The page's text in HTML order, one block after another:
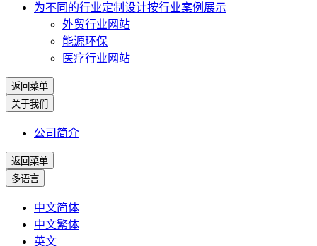
为不同的行业定制设计按行业案例展示
外贸行业网站
能源环保
医疗行业网站
返回菜单
关于我们
公司简介
返回菜单
多语言
中文简体
中文繁体
英文